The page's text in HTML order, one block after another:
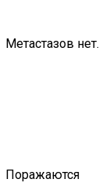
Метастазов нет.
Поражаются